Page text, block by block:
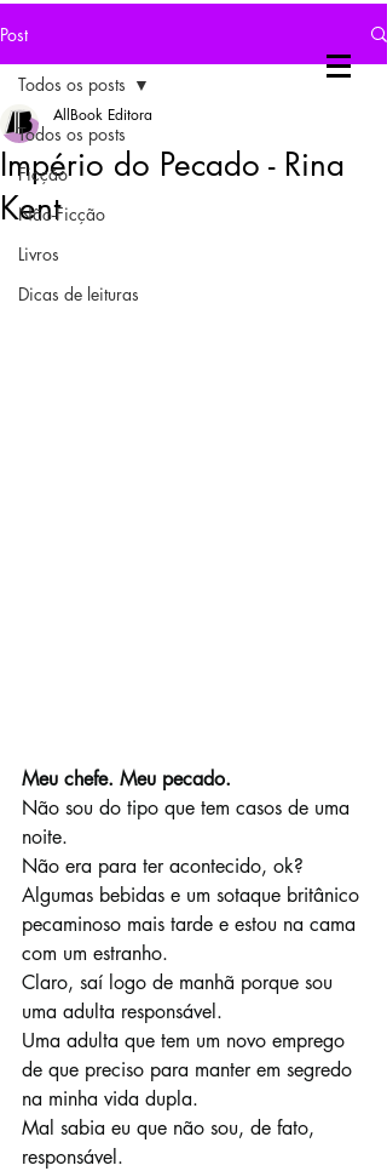
Post
Todos os posts
Ficção
Não-Ficção
Livros
Dicas de leituras
Todos os posts
Império do Pecado - Rina
Kent
AllBook Editora
Meu chefe. Meu pecado.
Não sou do tipo que tem casos de uma
noite.
Não era para ter acontecido, ok?
Algumas bebidas e um sotaque britânico
pecaminoso mais tarde e estou na cama
com um estranho.
Claro, saí logo de manhã porque sou
uma adulta responsável.
Uma adulta que tem um novo emprego
de que preciso para manter em segredo
na minha vida dupla.
Mal sabia eu que não sou, de fato,
responsável.